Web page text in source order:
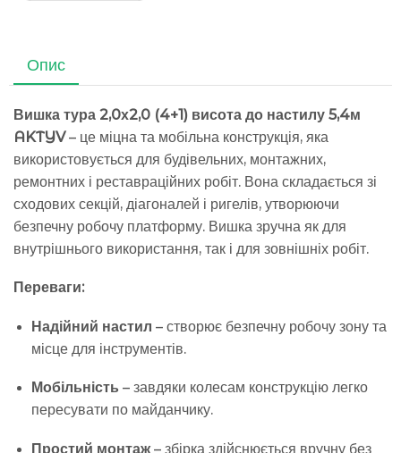
Опис
Вишка тура 2,0х2,0 (4+1) висота до настилу 5,4м
AKTYV– це міцна та мобільна конструкція, яка
використовується для будівельних, монтажних,
ремонтних і реставраційних робіт. Вона складається зі
сходових секцій, діагоналей і ригелів, утворюючи
безпечну робочу платформу. Вишка зручна як для
внутрішнього використання, так і для зовнішніх робіт.
Переваги:
Надійний настил – створює безпечну робочу зону та
місце для інструментів.
Мобільність – завдяки колесам конструкцію легко
пересувати по майданчику.
Простий монтаж– збірка здійснюється вручну без